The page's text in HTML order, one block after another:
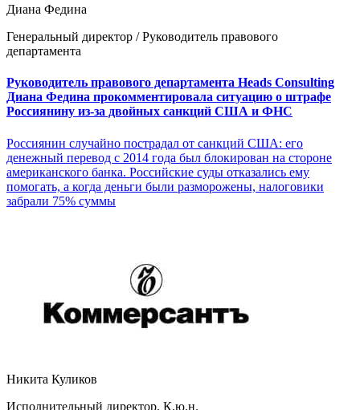
Диана Федина
Генеральный директор / Руководитель правового
департамента
Руководитель правового департамента Heads Consulting
Диана Федина прокомментировала ситуацию о штрафе
Россиянину из-за двойных санкций США и ФНС
Россиянин случайно пострадал от санкций США: его
денежный перевод с 2014 года был блокирован на стороне
американского банка. Российские суды отказались ему
помогать, а когда деньги были разморожены, налоговики
забрали 75% суммы
Никита Куликов
Исполнительный директор, К.ю.н.